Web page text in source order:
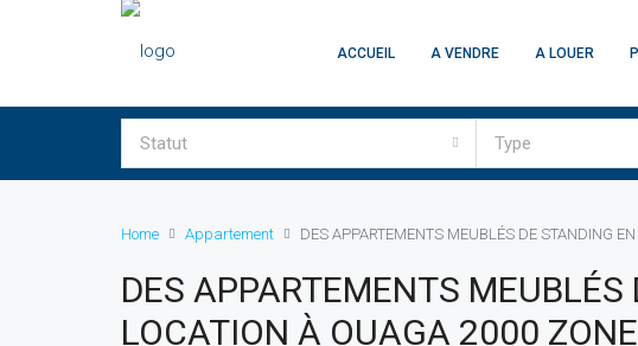
ACCUEIL A VENDRE A LOUER
Statut Type
Home Appartement DES APPARTEMENTS MEUBLÉS DE STANDING
DES APPARTEMENTS MEUBLÉS
LOCATION À OUAGA 2000